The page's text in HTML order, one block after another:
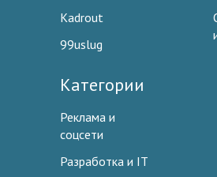
Kadrout
99uslug
Категории
Реклама и
соцсети
Разработка и IT